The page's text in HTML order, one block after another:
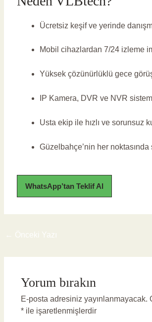
Ücretsiz keşif ve yerinde
Mobil cihazlardan 7/24 izleme
Yüksek çözünürlüklü gece
IP Kamera, DVR ve NVR
Usta ekip ile hızlı ve sorunsuz
Güzelbahçe’nin her
WhatsApp’tan Teklif Al
← Önceki Yazı
Yorum bırakın
E-posta adresiniz yayınlanmayacak.
*ile işaretlenmişlerdir